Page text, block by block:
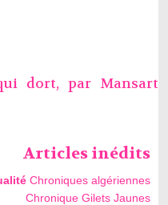
dort, par Mansart
Articles inédits
Chroniques algériennes
Chronique Gilets Jaunes